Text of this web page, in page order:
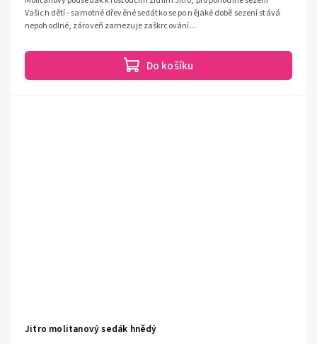
Do košíku
Vašich dětí - samotné dřevěné sedátko se po nějaké době sezení stává
nepohodlné, zároveň zamezuje zaškrcování...
Jitro molitanový sedák hnědý